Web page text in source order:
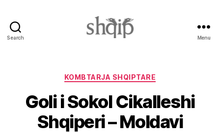
Search Menu
Categories
KOMBTARJA SHQIPTARE
Goli i Sokol Cikalleshi
Shqiperi – Moldavi